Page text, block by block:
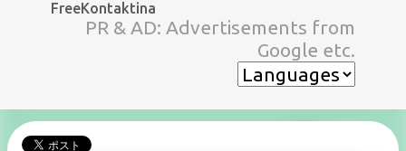
スキップしてメイン コンテンツに移動
FreeKontaktina
PR & AD: Advertisements from
Google etc.